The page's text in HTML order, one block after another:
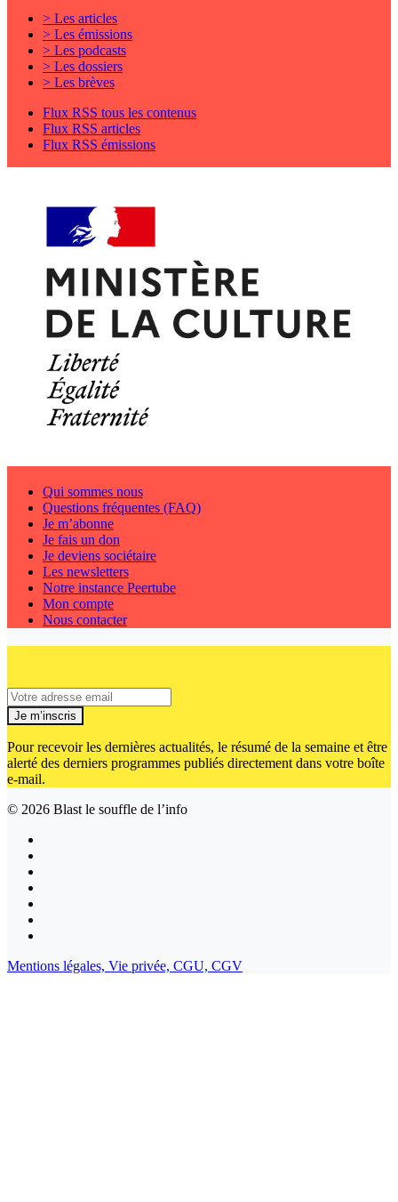
> Les articles
> Les émissions
> Les podcasts
> Les dossiers
> Les brèves
Flux RSS tous les contenus
Flux RSS articles
Flux RSS émissions
Qui sommes nous
Questions fréquentes (FAQ)
Je m’abonne
Je fais un don
Je deviens sociétaire
Les newsletters
Notre instance Peertube
Mon compte
Nous contacter
Je m’inscris
Pour recevoir les dernières actualités, le résumé de la semaine et être
alerté des derniers programmes publiés directement dans votre boîte
e-mail.
© 2026 Blast le souffle de l’info
Mentions légales, Vie privée, CGU, CGV